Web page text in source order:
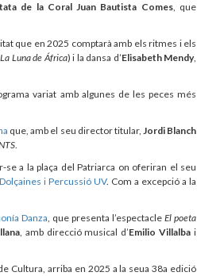
de la Coral Juan Bautista Comes, que
que en 2025 comptarà amb els ritmes i els
La Luna de África) i la dansa d’Elisabeth Mendy,
variat amb algunes de les peces més
que, amb el seu director titular, Jordi Blanch
.
a la plaça del Patriarca on oferiran el seu
i Percussió UV. Com a excepció a la
Danza, que presenta l’espectacle El poeta
, amb direcció musical d’Emilio Villalba i
Cultura, arriba en 2025 a la seua 38a edició